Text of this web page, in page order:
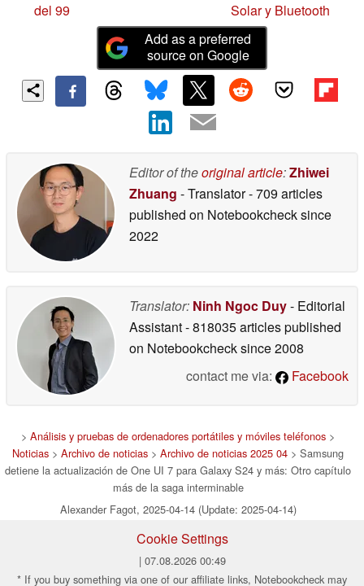
del 99
Solar y Bluetooth
Add as a preferred
source on Google
Editor of theoriginal article:Zhiwei
Zhuang - Translator- 709 articles
published on Notebookchecksince
2022
Translator: Ninh Ngoc Duy- Editorial
Assistant- 818035 articles published
on Notebookchecksince 2008
contact me via:
Facebook
> Análisis y pruebas de ordenadores portátiles y móviles teléfonos >
Noticias > Archivo de noticias > Archivo de noticias 2025 04 > Samsung
detiene la actualización de One UI 7 para Galaxy S24 y más: Otro capítulo
más de la saga interminable
Alexander Fagot, 2025-04-14 (Update: 2025-04-14)
Cookie Settings
| 07.08.2026 00:49
* If you buy something via one of our affiliate links, Notebookcheck may